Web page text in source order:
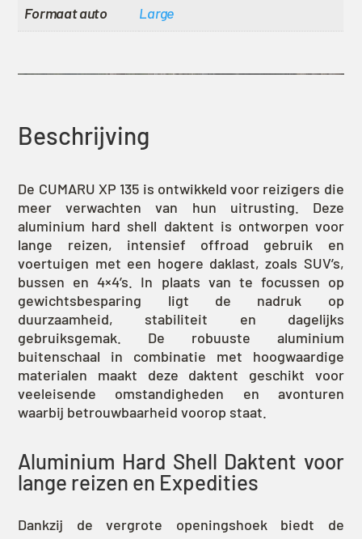
Formaat auto
Large
Beschrijving
De CUMARU XP 135 is ontwikkeld voor reizigers die
meer verwachten van hun uitrusting. Deze
aluminium hard shell daktent is ontworpen voor
lange reizen, intensief offroad gebruik en
voertuigen met een hogere daklast, zoals SUV’s,
bussen en 4×4’s. In plaats van te focussen op
gewichtsbesparing ligt de nadruk op
duurzaamheid, stabiliteit en dagelijks
gebruiksgemak. De robuuste aluminium
buitenschaal in combinatie met hoogwaardige
materialen maakt deze daktent geschikt voor
veeleisende omstandigheden en avonturen
waarbij betrouwbaarheid voorop staat.
Aluminium Hard Shell Daktent voor
lange reizen en Expedities
Dankzij de vergrote openingshoek biedt de